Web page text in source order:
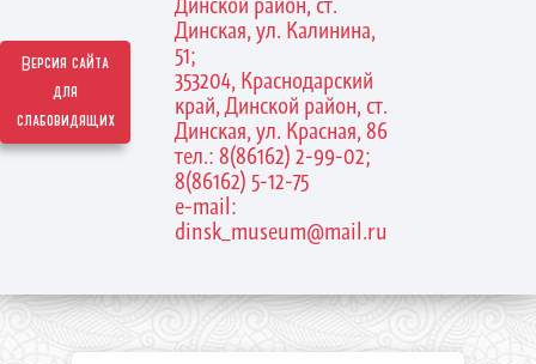
Версия сайта
для
слабовидящих
Динская, ул. Калинина,
51;
353204, Краснодарский
край, Динской район, ст.
Динская, ул. Красная, 86
тел.: 8(86162) 2-99-02;
8(86162) 5-12-75
e-mail:
dinsk_museum@mail.ru